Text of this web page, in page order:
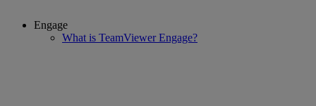
Engage
What is TeamViewer Engage?